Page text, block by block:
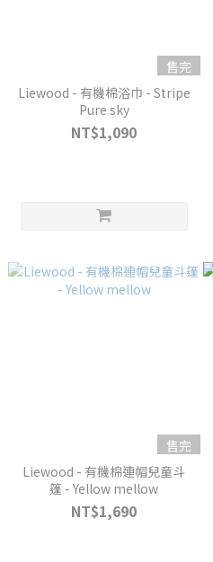
售完
Liewood - 有機棉浴巾 - Stripe
Pure sky
NT$1,090
售完
Liewood - 有機棉連帽兒童斗
篷 - Yellow mellow
NT$1,690